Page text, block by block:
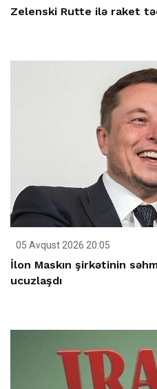
Zelenski Rutte ilə raket
05 Avqust 2026 20:05
İlon Maskın şirkətinin
ucuzlaşdı